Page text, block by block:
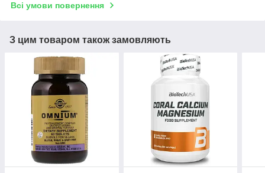
Всі умови повернення
З цим товаром також замовляють